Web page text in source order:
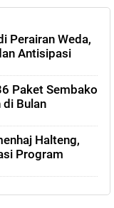
Perairan Weda,
Antisipasi
Paket Sembako
di Bulan
Halteng,
Program